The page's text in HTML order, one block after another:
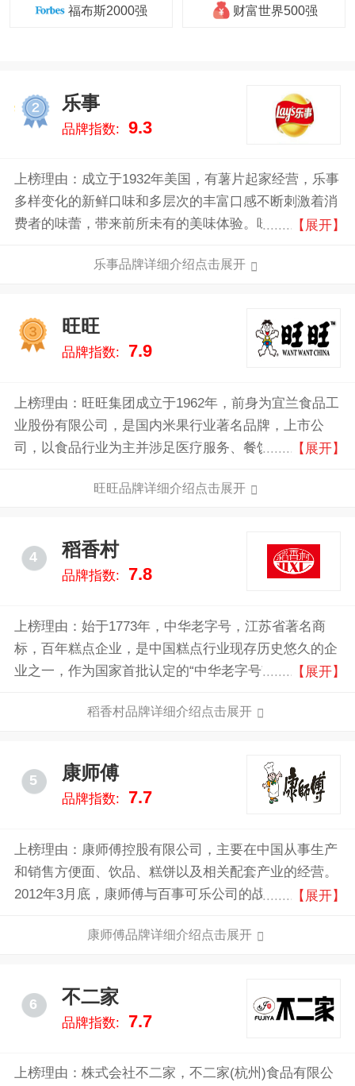
福布斯2000强 财富世界500强
乐事
品牌指数: 9.3
上榜理由：成立于1932年美国，有薯片起家经营，乐事
多样变化的新鲜口味和多层次的丰富口感不断刺激着消
费者的味蕾，带来前所未有的美味体验。味觉的愉悦让
实现“甜、咸、酸、辣、鲜”五味的和谐与多层次的口
味，更有中西美味激情混搭、颠覆传统的百事可乐鸡
味!
【展开】
乐事品牌详细介绍点击展开
3
旺旺
品牌指数: 7.9
上榜理由：旺旺集团成立于1962年，前身为宜兰食品工
业股份有限公司，是国内米果行业著名品牌，上市公
司，以食品行业为主并涉足医疗服务、餐饮连锁、农
【展开】
旺旺品牌详细介绍点击展开
4 稻香村
品牌指数: 7.8
上榜理由：始于1773年，中华老字号，江苏省著名商
标，百年糕点企业，是中国糕点行业现存历史悠久的企
业之一，作为国家首批认定的“中华老字号”及驰名中外
代稻香村人的传承与创新，已成为闻名中外的大型现代
【展开】
稻香村品牌详细介绍点击展开
5 康师傅
品牌指数: 7.7
上榜理由：康师傅控股有限公司，主要在中国从事生产
和销售方便面、饮品、糕饼以及相关配套产业的经营。
2012年3月底，康师傅与百事可乐公司的战略联盟已经
日起，康师傅控股有限公司发布公告表示，一手创立康
【展开】
康师傅品牌详细介绍点击展开
6 不二家
品牌指数: 7.7
上榜理由：株式会社不二家，不二家(杭州)食品有限公